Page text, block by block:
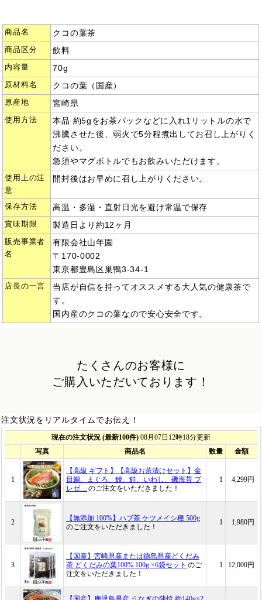
商品名 クコの葉茶
商品区分 飲料
内容量 70g
原材料名 クコの葉（国産）
原産地 宮崎県
使用方法
本品 約5gをお茶パックなどに入れ1リットルの水で
沸騰させた後、弱火で5分程煮出してお召し上がりく
ださい。
急須やマグボトルでもお飲みいただけます。
使用上の注
意
開封後はお早めに召し上がりください。
保存方法 高温・多湿・直射日光を避け常温で保存
賞味期限 製造日より約12ヶ月
販売事業者
名
有限会社山年園
〒170-0002
東京都豊島区巣鴨3-34-1
店長の一言
当店が自信を持ってオススメする大人気の健康茶で
す。
国内産のクコの葉なので安心安全です。
たくさんのお客様に
ご購入いただいております！
注文状況をリアルタイムでお伝え！